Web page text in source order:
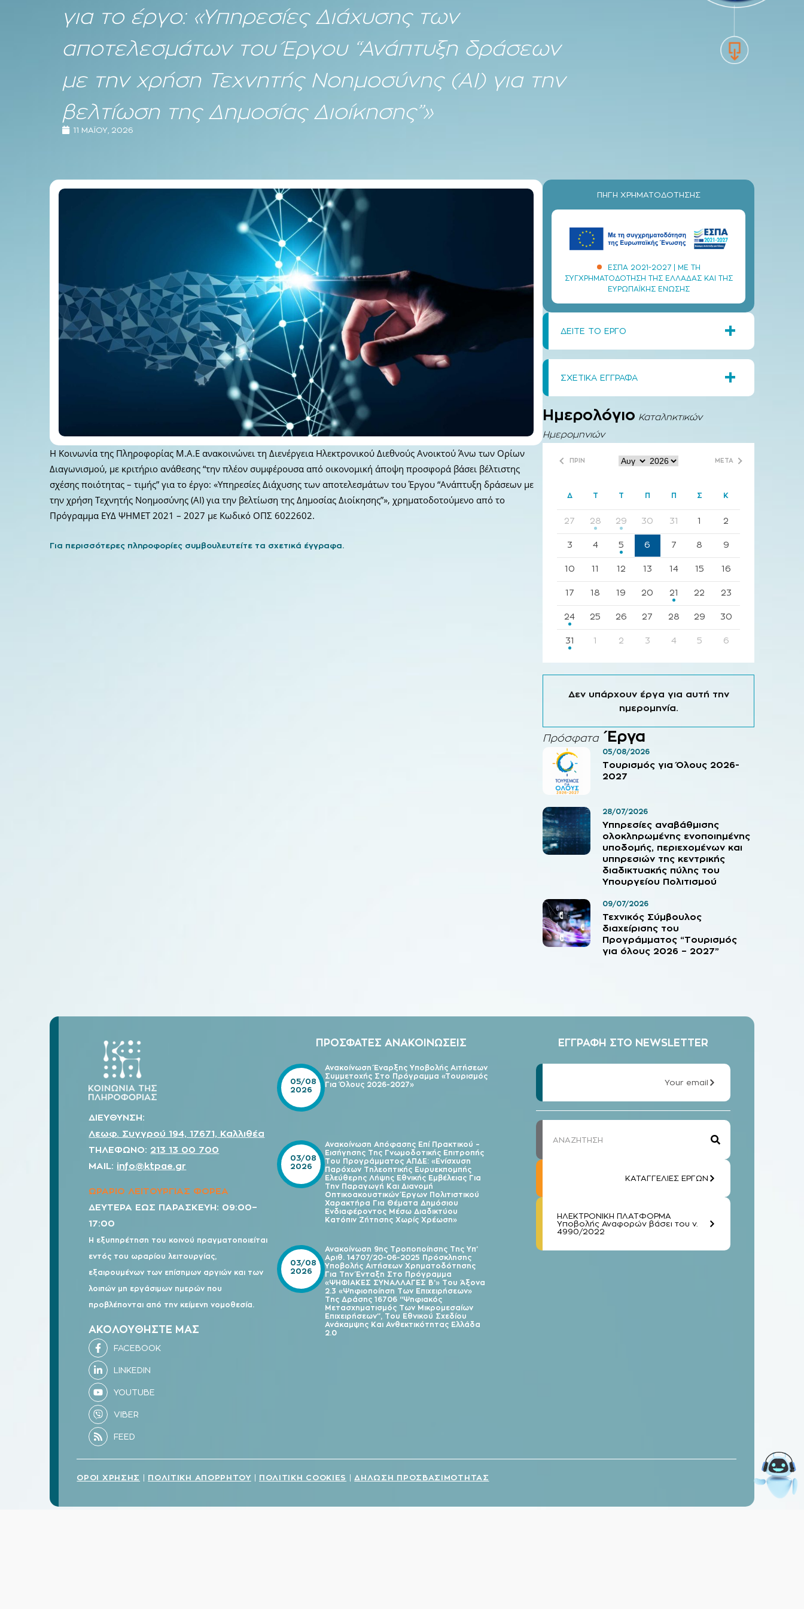
για το έργο: «Υπηρεσίες Διάχυσης των
αποτελεσμάτων του Έργου “Ανάπτυξη δράσεων
με την χρήση Τεχνητής Νοημοσύνης (ΑΙ) για την
βελτίωση της Δημοσίας Διοίκησης”»
11 ΜΑΪ́ΟΥ, 2026
Η Κοινωνία της Πληροφορίας Μ.Α.Ε ανακοινώνει τη Διενέργεια Ηλεκτρονικού Διεθνούς Ανοικτού Άνω των Ορίων
Διαγωνισμού, με κριτήριο ανάθεσης “την πλέον συμφέρουσα από οικονομική άποψη προσφορά βάσει βέλτιστης
σχέσης ποιότητας – τιμής” για το έργο: «Υπηρεσίες Διάχυσης των αποτελεσμάτων του Έργου “Ανάπτυξη δράσεων με
την χρήση Τεχνητής Νοημοσύνης (ΑΙ) για την βελτίωση της Δημοσίας Διοίκησης”», χρηματοδοτούμενο από το
Πρόγραμμα ΕΥΔ ΨΗΜΕΤ 2021 – 2027 με Κωδικό ΟΠΣ 6022602.
Για περισσότερες πληροφορίες συμβουλευτείτε τα σχετικά έγγραφα.
ΠΗΓΗ ΧΡΗΜΑΤΟΔΟΤΗΣΗΣ
ΕΣΠΑ 2021-2027 | ΜΕ ΤΗ
ΣΥΓΧΡΗΜΑΤΟΔΌΤΗΣΗ ΤΗΣ ΕΛΛΆΔΑΣ ΚΑΙ ΤΗΣ
ΕΥΡΩΠΑΪΚΉΣ ΈΝΩΣΗΣ
+
ΔΕΙΤΕ ΤΟ ΕΡΓΟ
+
ΣΧΕΤΙΚΑ ΕΓΓΡΑΦΑ
Ημερολόγιο Καταληκτικών
Ημερομηνιών
ΠΡΙΝ ΜΕΤΑ
Δ Τ Τ Π Π Σ Κ
27 28 29 30 31 1 2
3 4 5 6 7 8 9
10 11 12 13 14 15 16
17 18 19 20 21 22 23
24 25 26 27 28 29 30
31 1 2 3 4 5 6
Δεν υπάρχουν έργα για αυτή την
ημερομηνία.
Πρόσφατα Έργα
Τουρισμός για Όλους 2026-
2027
05/08/2026
Υπηρεσίες αναβάθμισης
ολοκληρωμένης ενοποιημένης
υποδομής, περιεχομένων και
υπηρεσιών της κεντρικής
διαδικτυακής πύλης του
Υπουργείου Πολιτισμού
28/07/2026
Τεχνικός Σύμβουλος
διαχείρισης του
Προγράμματος “Τουρισμός
για όλους 2026 – 2027”
09/07/2026
ΔΙΕΥΘΥΝΣΗ:
Λεωφ. Συγγρού 194, 17671, Καλλιθέα
ΤΗΛΕΦΩΝΟ: 213 13 00 700
MAIL: info@ktpae.gr
ΩΡΑΡΙΟ ΛΕΙΤΟΥΡΓΙΑΣ ΦΟΡΕΑ
ΔΕΥΤΕΡΑ ΕΩΣ ΠΑΡΑΣΚΕΥΗ: 09:00–
17:00
Η εξυπηρέτηση του κοινού πραγματοποιείται
εντός του ωραρίου λειτουργίας,
εξαιρουμένων των επίσημων αργιών και των
λοιπών μη εργάσιμων ημερών που
προβλέπονται από την κείμενη νομοθεσία.
ΑΚΟΛΟΥΘΗΣΤΕ ΜΑΣ
ΠΡΟΣΦΑΤΕΣ ΑΝΑΚΟΙΝΩΣΕΙΣ
Ανακοίνωση Έναρξης Υποβολής Αιτήσεων
Συμμετοχής Στο Πρόγραμμα «Τουρισμός
Για Όλους 2026-2027»
05/08
2026
Ανακοίνωση Απόφασης Επί Πρακτικού –
Εισήγησης Της Γνωμοδοτικής Επιτροπής
Του Προγράμματος ΑΠΔΕ: «Ενίσχυση
Παρόχων Τηλεοπτικής Ευρυεκπομπής
Ελεύθερης Λήψης Εθνικής Εμβέλειας Για
Την Παραγωγή Και Διανομή
Οπτικοακουστικών Έργων Πολιτιστικού
Χαρακτήρα Για Θέματα Δημόσιου
Ενδιαφέροντος Μέσω Διαδικτύου
Κατόπιν Ζήτησης Χωρίς Χρέωση»
03/08
2026
Ανακοίνωση 9ης Τροποποίησης Της Υπ’
Αριθ. 14707/20-06-2025 Πρόσκλησης
Υποβολής Αιτήσεων Χρηματοδότησης
Για Την Ένταξη Στο Πρόγραμμα
«ΨΗΦΙΑΚΕΣ ΣΥΝΑΛΛΑΓΕΣ Β’» Του Άξονα
2.3 «Ψηφιοποίηση Των Επιχειρήσεων»
Της Δράσης 16706 “Ψηφιακός
Μετασχηματισμός Των Μικρομεσαίων
Επιχειρήσεων”, Του Εθνικού Σχεδίου
Ανάκαμψης Και Ανθεκτικότητας Ελλάδα
2.0
03/08
2026
ΕΓΓΡΑΦΗ ΣΤΟ NEWSLETTER
Your email
ΚΑΤΑΓΓΕΛΙΕΣ ΕΡΓΩΝ
ΗΛΕΚΤΡΟΝΙΚΗ ΠΛΑΤΦΟΡΜΑ
Υποβολής Αναφορών βάσει του ν.
4990/2022
ΟΡΟΙ ΧΡΗΣΗΣ ΠΟΛΙΤΙΚΗ ΑΠΟΡΡΗΤΟΥ ΠΟΛΙΤΙΚΗ COOKIES ΔΗΛΩΣΗ ΠΡΟΣΒΑΣΙΜΟΤΗΤΑΣ